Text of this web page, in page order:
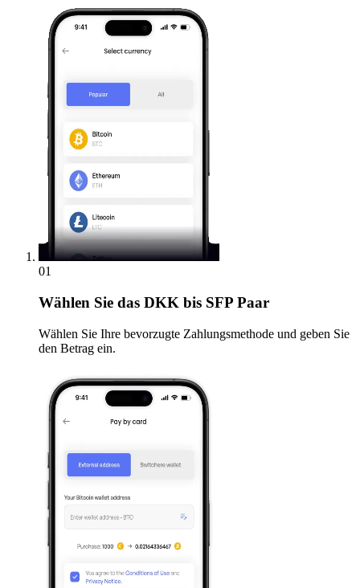
01
Wählen Sie das DKK bis SFP Paar
Wählen Sie Ihre bevorzugte Zahlungsmethode und geben Sie
den Betrag ein.